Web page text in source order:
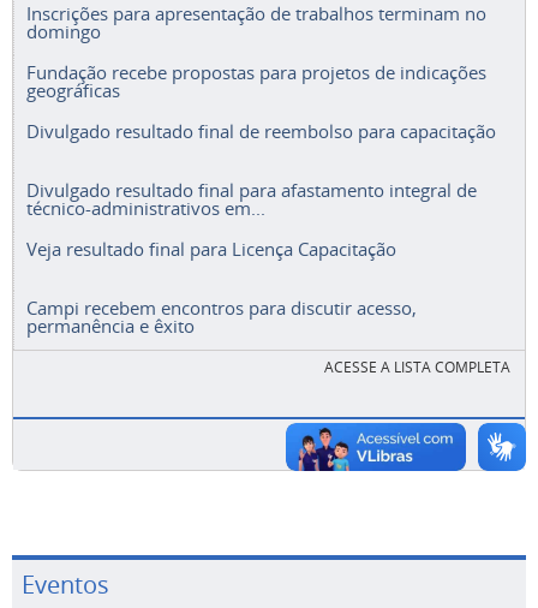
Inscrições para apresentação de trabalhos terminam no
domingo
Fundação recebe propostas para projetos de indicações
geográficas
Divulgado resultado final de reembolso para capacitação
Divulgado resultado final para afastamento integral de
técnico-administrativos em...
Veja resultado final para Licença Capacitação
Campi recebem encontros para discutir acesso,
permanência e êxito
ACESSE A LISTA COMPLETA
Eventos